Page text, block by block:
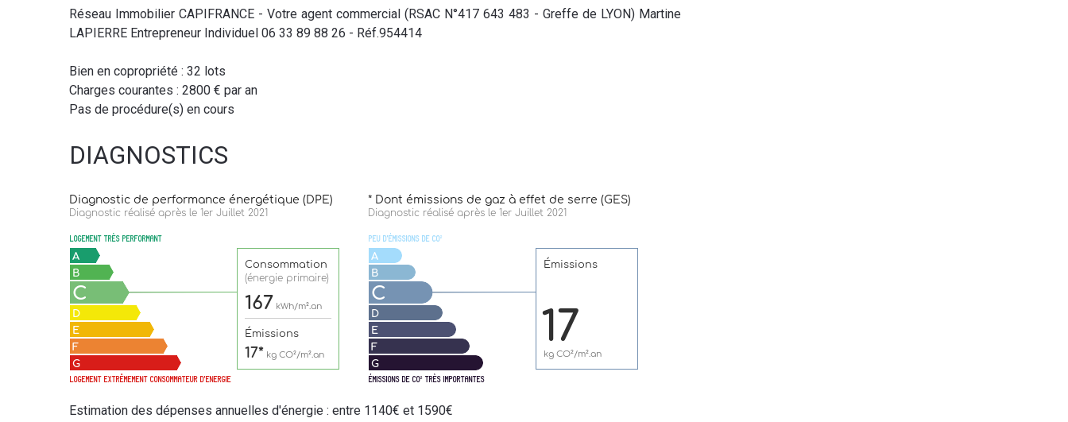
Réseau Immobilier CAPIFRANCE - Votre agent commercial (RSAC N°417 643 483 - Greffe de LYON) Martine
LAPIERRE Entrepreneur Individuel 06 33 89 88 26 - Réf.954414
Bien en copropriété : 32 lots
Charges courantes : 2800 € par an
Pas de procédure(s) en cours
DIAGNOSTICS
Estimation des dépenses annuelles d'énergie : entre 1140€ et 1590€